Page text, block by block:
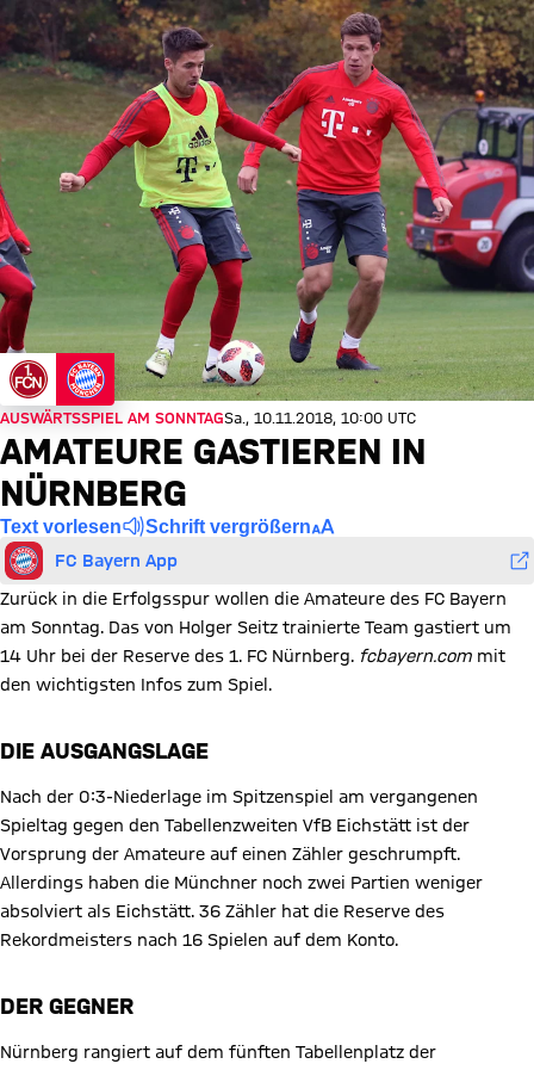
AUSWÄRTSSPIEL AM SONNTAGSa., 10.11.2018, 10:00 UTC
AMATEURE GASTIEREN IN
NÜRNBERG
Text vorlesen Schrift vergrößern
FC Bayern App
Zurück in die Erfolgsspur wollen die Amateure des FC Bayern
am Sonntag. Das von Holger Seitz trainierte Team gastiert um
14 Uhr bei der Reserve des 1. FC Nürnberg. fcbayern.com mit
den wichtigsten Infos zum Spiel.
DIE AUSGANGSLAGE
Nach der 0:3-Niederlage im Spitzenspiel am vergangenen
Spieltag gegen den Tabellenzweiten VfB Eichstätt ist der
Vorsprung der Amateure auf einen Zähler geschrumpft.
Allerdings haben die Münchner noch zwei Partien weniger
absolviert als Eichstätt. 36 Zähler hat die Reserve des
Rekordmeisters nach 16 Spielen auf dem Konto.
DER GEGNER
Nürnberg rangiert auf dem fünften Tabellenplatz der